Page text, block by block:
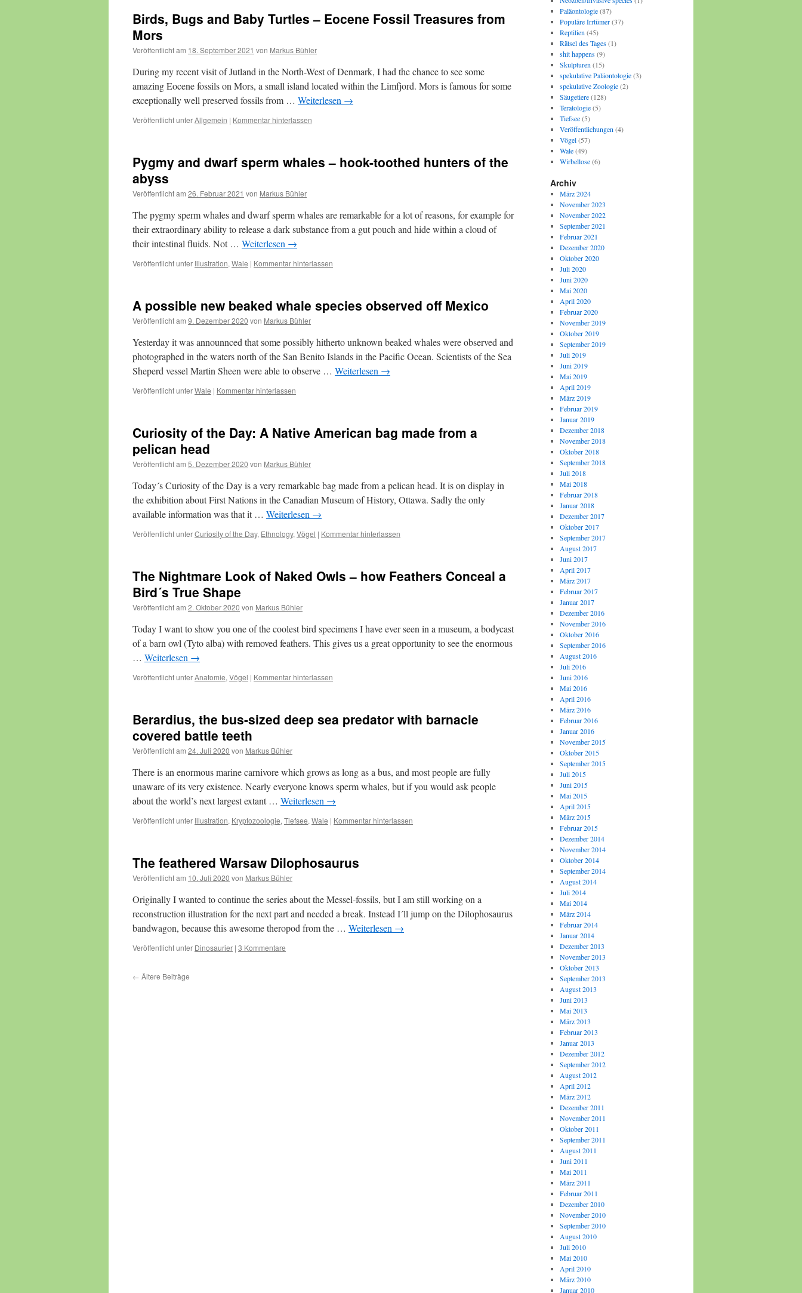
Birds, Bugs and Baby Turtles – Eocene Fossil Treasures from
Mors
Veröffentlicht am 18. September 2021 von Markus Bühler
During my recent visit of Jutland in the North-West of Denmark, I had the chance to see some
amazing Eocene fossils on Mors, a small island located within the Limfjord. Mors is famous for some
exceptionally well preserved fossils from … Weiterlesen →
Veröffentlicht unterAllgemein | Kommentar hinterlassen
Pygmy and dwarf sperm whales – hook-toothed hunters of the
abyss
Veröffentlicht am 26. Februar 2021 von Markus Bühler
The pygmy sperm whales and dwarf sperm whales are remarkable for a lot of reasons, for example for
their extraordinary ability to release a dark substance from a gut pouch and hide within a cloud of
their intestinal fluids. Not … Weiterlesen →
Veröffentlicht unter Illustration, Wale | Kommentar hinterlassen
A possible new beaked whale species observed off Mexico
Veröffentlicht am 9. Dezember 2020 von Markus Bühler
Yesterday it was announnced that some possibly hitherto unknown beaked whales were observed and
photographed in the waters north of the San Benito Islands in the Pacific Ocean. Scientists of the Sea
Sheperd vessel Martin Sheen were able to observe … Weiterlesen →
Veröffentlicht unterWale | Kommentar hinterlassen
Curiosity of the Day: A Native American bag made from a
pelican head
Veröffentlicht am 5. Dezember 2020 von Markus Bühler
Today´s Curiosity of the Day is a very remarkable bag made from a pelican head. It is on display in
the exhibition about First Nations in the Canadian Museum of History, Ottawa. Sadly the only
available information was that it … Weiterlesen →
Veröffentlicht unterCuriosity of the Day, Ethnology, Vögel | Kommentar hinterlassen
The Nightmare Look of Naked Owls – how Feathers Conceal a
Bird´s True Shape
Veröffentlicht am 2. Oktober 2020 von Markus Bühler
Today I want to show you one of the coolest bird specimens I have ever seen in a museum, a bodycast
of a barn owl (Tyto alba) with removed feathers. This gives us a great opportunity to see the enormous
… Weiterlesen →
Veröffentlicht unterAnatomie, Vögel | Kommentar hinterlassen
Berardius, the bus-sized deep sea predator with barnacle
covered battle teeth
Veröffentlicht am 24. Juli 2020 von Markus Bühler
There is an enormous marine carnivore which grows as long as a bus, and most people are fully
unaware of its very existence. Nearly everyone knows sperm whales, but if you would ask people
about the world’s next largest extant … Weiterlesen →
Veröffentlicht unter Illustration, Kryptozoologie, Tiefsee, Wale | Kommentar hinterlassen
The feathered Warsaw Dilophosaurus
Veröffentlicht am 10. Juli 2020 von Markus Bühler
Originally I wanted to continue the series about the Messel-fossils, but I am still working on a
reconstruction illustration for the next part and needed a break. Instead I´ll jump on the Dilophosaurus
bandwagon, because this awesome theropod from the … Weiterlesen →
Veröffentlicht unter Dinosaurier | 3 Kommentare
← Ältere Beiträge
Paläontologie(87)
Populäre Irrtümer(37)
Reptilien (45)
Rätsel des Tages(1)
shit happens(9)
Skulpturen (15)
spekulative Paläontologie(3)
spekulative Zoologie(2)
Säugetiere(128)
Teratologie(5)
Tiefsee(5)
Veröffentlichungen (4)
Vögel(57)
Wale(49)
Wirbellose(6)
Archiv
März 2024
November 2023
November 2022
September 2021
Februar 2021
Dezember 2020
Oktober 2020
Juli 2020
Juni 2020
Mai 2020
April 2020
Februar 2020
November 2019
Oktober 2019
September 2019
Juli 2019
Juni 2019
Mai 2019
April 2019
März 2019
Februar 2019
Januar 2019
Dezember 2018
November 2018
Oktober 2018
September 2018
Juli 2018
Mai 2018
Februar 2018
Januar 2018
Dezember 2017
Oktober 2017
September 2017
August 2017
Juni 2017
April 2017
März 2017
Februar 2017
Januar 2017
Dezember 2016
November 2016
Oktober 2016
September 2016
August 2016
Juli 2016
Juni 2016
Mai 2016
April 2016
März 2016
Februar 2016
Januar 2016
November 2015
Oktober 2015
September 2015
Juli 2015
Juni 2015
Mai 2015
April 2015
März 2015
Februar 2015
Dezember 2014
November 2014
Oktober 2014
September 2014
August 2014
Juli 2014
Mai 2014
März 2014
Februar 2014
Januar 2014
Dezember 2013
November 2013
Oktober 2013
September 2013
August 2013
Juni 2013
Mai 2013
März 2013
Februar 2013
Januar 2013
Dezember 2012
September 2012
August 2012
April 2012
März 2012
Dezember 2011
November 2011
Oktober 2011
September 2011
August 2011
Juni 2011
Mai 2011
März 2011
Februar 2011
Dezember 2010
November 2010
September 2010
August 2010
Juli 2010
Mai 2010
April 2010
März 2010
Januar 2010